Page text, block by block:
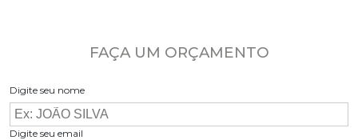
FAÇA UM ORÇAMENTO
Digite seu nome
Digite seu email